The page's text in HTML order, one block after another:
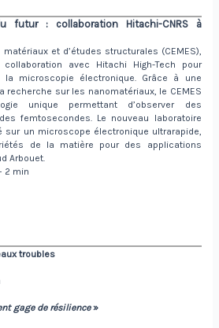
futur : collaboration Hitachi-CNRS à
et d’études structurales (CEMES),
avec Hitachi High-Tech pour
microscopie électronique. Grâce à une
recherche sur les nanomatériaux, le CEMES
unique permettant d’observer des
femtosecondes. Le nouveau laboratoire
sur un microscope électronique ultrarapide,
de la matière pour des applications
Arbouet.
2 min
troubles
gage de résilience »